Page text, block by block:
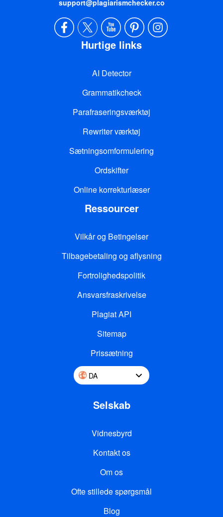
support@plagiarismchecker.co
Hurtige links
AI Detector
Grammatikcheck
Parafraseringsværktøj
Rewriter værktøj
Sætningsomformulering
Ordskifter
Online korrekturlæser
Ressourcer
Vilkår og Betingelser
Tilbagebetaling og aflysning
Fortrolighedspolitik
Ansvarsfraskrivelse
Plagiat API
Sitemap
Prissætning
DA
Selskab
Vidnesbyrd
Kontakt os
Om os
Ofte stillede spørgsmål
Blog